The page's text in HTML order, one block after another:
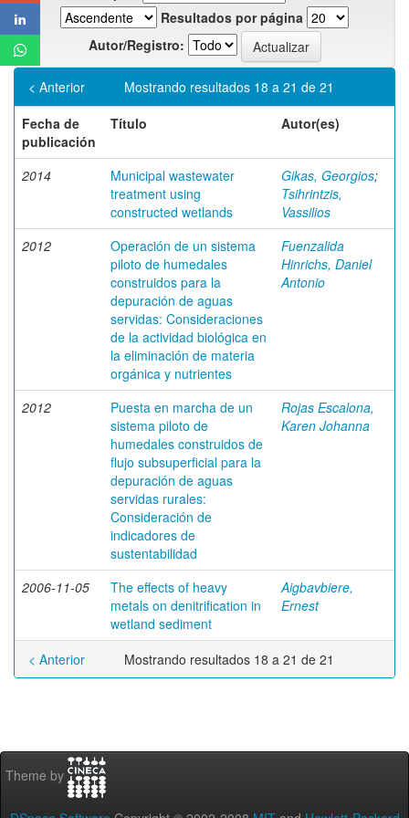
Resultados por página
Autor/Registro:
Mostrando resultados 18 a 21 de 21
< Anterior
Fecha de
publicación
Título Autor(es)
2014
Municipal wastewater
treatment using
constructed wetlands
Gikas, Georgios;
Tsihrintzis,
Vassilios
2012
Operación de un sistema
piloto de humedales
construidos para la
depuración de aguas
servidas: Consideraciones
de la actividad biológica en
la eliminación de materia
orgánica y nutrientes
Fuenzalida
Hinrichs, Daniel
Antonio
2012
Puesta en marcha de un
sistema piloto de
humedales construidos de
flujo subsuperficial para la
depuración de aguas
servidas rurales:
Consideración de
indicadores de
sustentabilidad
Rojas Escalona,
Karen Johanna
2006-11-05
The effects of heavy
metals on denitrification in
wetland sediment
Aigbavbiere,
Ernest
Mostrando resultados 18 a 21 de 21
< Anterior
Theme by